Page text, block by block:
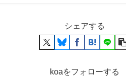
シェアする
koaをフォローする